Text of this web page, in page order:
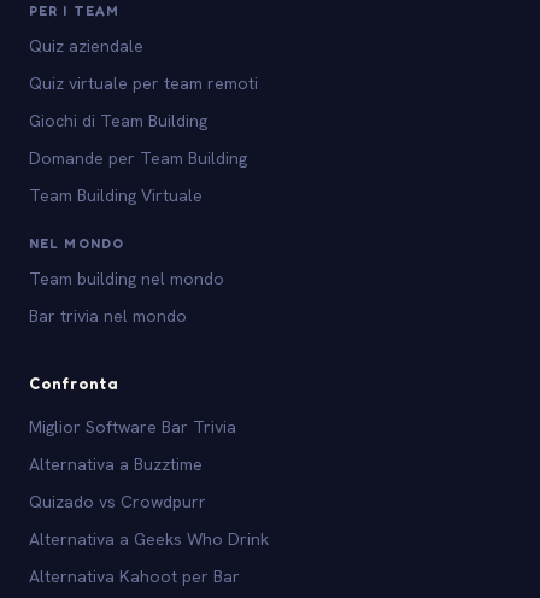
PER I TEAM
Quiz aziendale
Quiz virtuale per team remoti
Giochi di Team Building
Domande per Team Building
Team Building Virtuale
NEL MONDO
Team building nel mondo
Bar trivia nel mondo
Confronta
Miglior Software Bar Trivia
Alternativa a Buzztime
Quizado vs Crowdpurr
Alternativa a Geeks Who Drink
Alternativa Kahoot per Bar